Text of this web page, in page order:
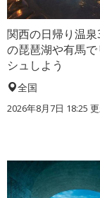
関西の日帰り温
の琵琶湖や有馬で
シュしよう
全国
2026年8月7日 18:25